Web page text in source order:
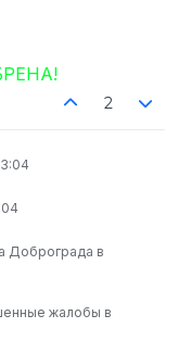
2
Доброграда в
жалобы в